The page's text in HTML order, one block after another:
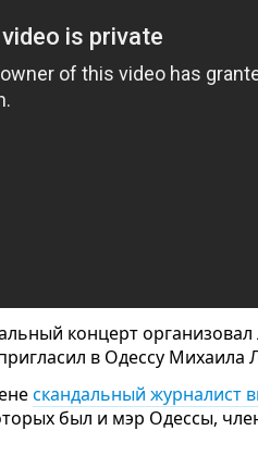
концерт
в Одессу Михаила
скандальный журналист
был и мэр Одессы,